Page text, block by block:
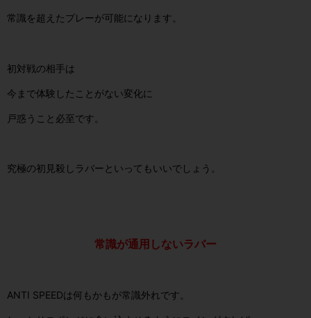
常識を超えたプレーが可能になります。
初対戦の相手は
今まで体験したことがない変化に
戸惑うこと必至です。
究極の初見殺しラバーといってもいいでしょう。
常識が通用しないラバー
ANTI SPEEDは何もかもが常識外れです。